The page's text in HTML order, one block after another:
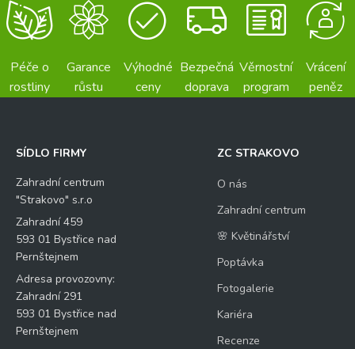
Péče o
rostliny
Garance
růstu
Výhodné
ceny
Bezpečná
doprava
Věrnostní
program
Vrácení
peněz
SÍDLO FIRMY
Zahradní centrum
"Strakovo" s.r.o
Zahradní 459
593 01 Bystřice nad
Pernštejnem
Adresa provozovny:
Zahradní 291
593 01 Bystřice nad
Pernštejnem
ZC STRAKOVO
O nás
Zahradní centrum
🌸 Květinářství
Poptávka
Fotogalerie
Kariéra
Recenze